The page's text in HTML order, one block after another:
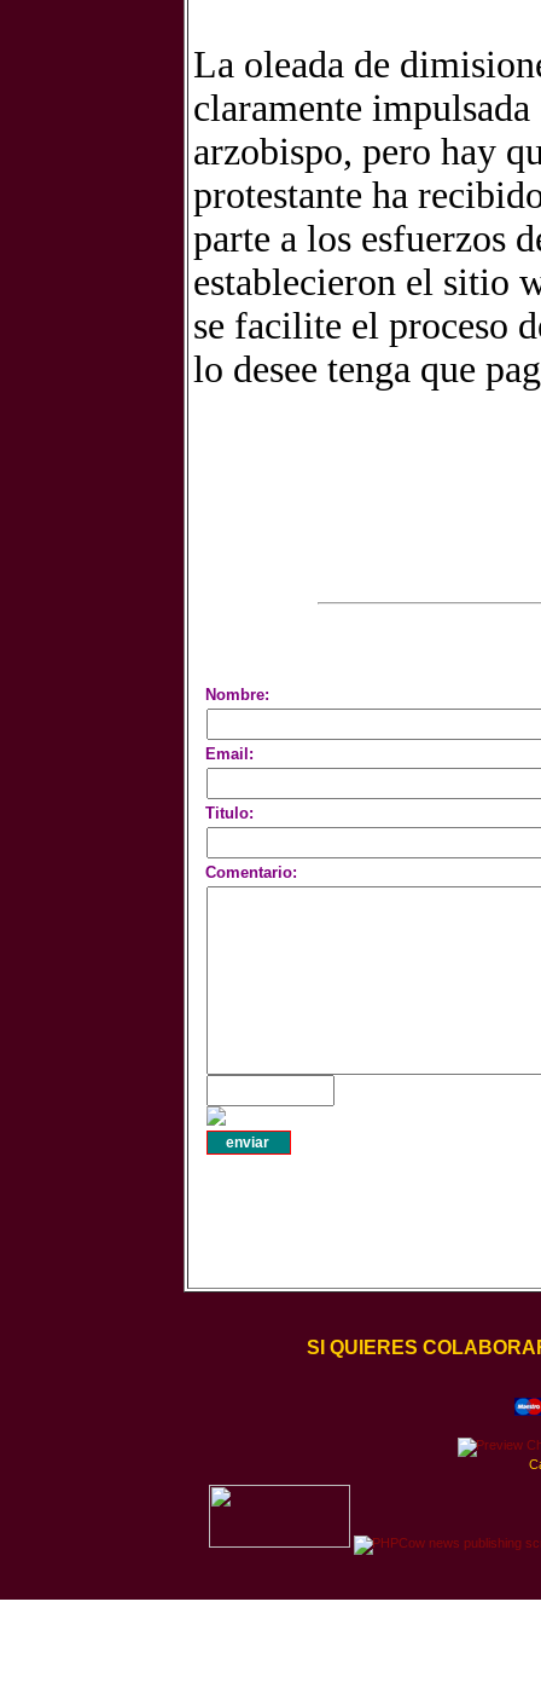
La oleada de
claramente
arzobispo, pero hay
protestante ha
parte a los esfuerzos
establecieron el sitio
se facilite el proceso
lo desee tenga que
Nombre:
Email:
Titulo:
Comentario:
SI QUIERES